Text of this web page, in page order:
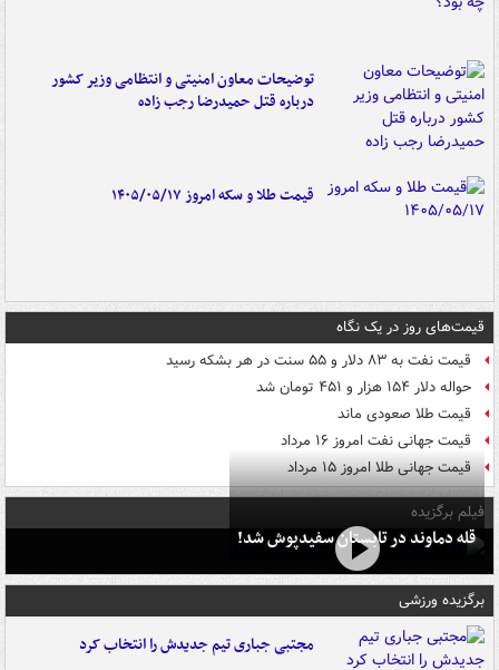
توضیحات معاون امنیتی و انتظامی وزیر کشور
درباره قتل حمیدرضا رجب زاده
قیمت طلا و سکه امروز ۱۴۰۵/۰۵/۱۷
قیمت‌های روز در یک نگاه
قیمت نفت به ۸۳ دلار و ۵۵ سنت در هر بشکه رسید
حواله دلار ۱۵۴ هزار و ۴۵۱ تومان شد
قیمت طلا صعودی ماند
قیمت جهانی نفت امروز ۱۶ مرداد
قیمت جهانی طلا امروز ۱۵ مرداد
فیلم برگزیده
قله دماوند در تابستان سفیدپوش شد!
برگزیده ورزشی
مجتبی جباری تیم جدیدش را انتخاب کرد